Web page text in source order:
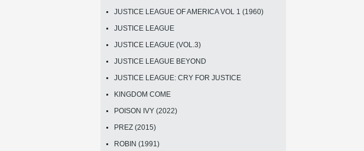
JUSTICE LEAGUE OF AMERICA VOL 1 (1960)
JUSTICE LEAGUE
JUSTICE LEAGUE (VOL.3)
JUSTICE LEAGUE BEYOND
JUSTICE LEAGUE: CRY FOR JUSTICE
KINGDOM COME
POISON IVY (2022)
PREZ (2015)
ROBIN (1991)